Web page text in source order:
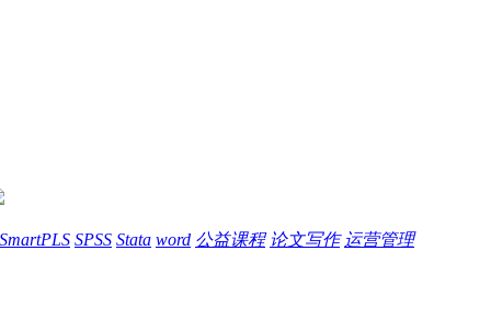
SmartPLS SPSS Stata word 公益课程 论文写作 运营管理